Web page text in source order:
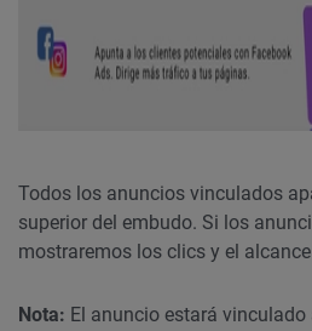
Todos los anuncios vinculados
superior del embudo. Si los
mostraremos los clics y el
Nota: El anuncio estará